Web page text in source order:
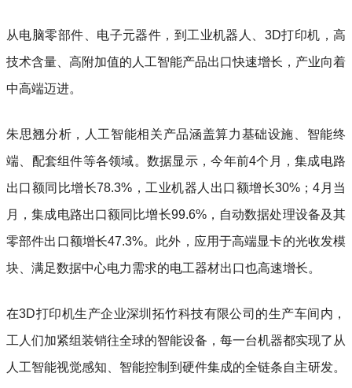
从电脑零部件、电子元器件，到工业机器人、3D打印机，高
技术含量、高附加值的人工智能产品出口快速增长，产业向着
中高端迈进。
朱思翘分析，人工智能相关产品涵盖算力基础设施、智能终
端、配套组件等各领域。数据显示，今年前4个月，集成电路
出口额同比增长78.3%，工业机器人出口额增长30%；4月当
月，集成电路出口额同比增长99.6%，自动数据处理设备及其
零部件出口额增长47.3%。此外，应用于高端显卡的光收发模
块、满足数据中心电力需求的电工器材出口也高速增长。
在3D打印机生产企业深圳拓竹科技有限公司的生产车间内，
工人们加紧组装销往全球的智能设备，每一台机器都实现了从
人工智能视觉感知、智能控制到硬件集成的全链条自主研发。